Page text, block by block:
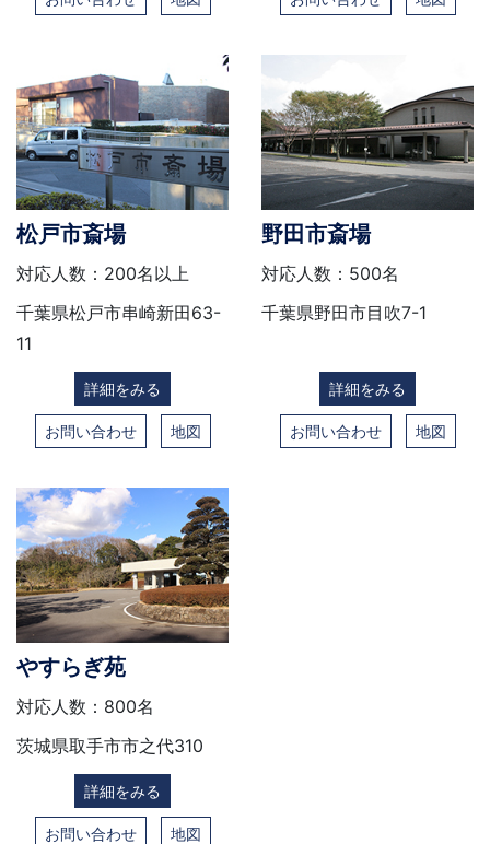
松戸市斎場
対応人数：200名以上
千葉県松戸市串崎新田63-
11
詳細をみる
お問い合わせ 地図
野田市斎場
対応人数：500名
千葉県野田市目吹7-1
詳細をみる
お問い合わせ 地図
やすらぎ苑
対応人数：800名
茨城県取手市市之代310
詳細をみる
お問い合わせ 地図